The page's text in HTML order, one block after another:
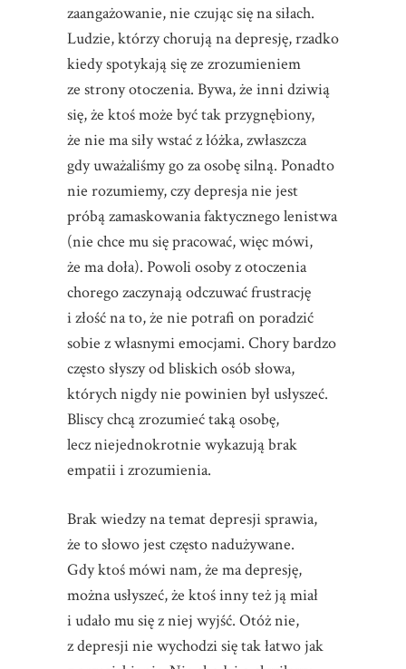
zaangażowanie, nie czując się na siłach.
Ludzie, którzy chorują na depresję, rzadko
kiedy spotykają się ze zrozumieniem
ze strony otoczenia. Bywa, że inni dziwią
się, że ktoś może być tak przygnębiony,
że nie ma siły wstać z łóżka, zwłaszcza
gdy uważaliśmy go za osobę silną. Ponadto
nie rozumiemy, czy depresja nie jest
próbą zamaskowania faktycznego lenistwa
(nie chce mu się pracować, więc mówi,
że ma doła). Powoli osoby z otoczenia
chorego zaczynają odczuwać frustrację
i złość na to, że nie potrafi on poradzić
sobie z własnymi emocjami. Chory bardzo
często słyszy od bliskich osób słowa,
których nigdy nie powinien był usłyszeć.
Bliscy chcą zrozumieć taką osobę,
lecz niejednokrotnie wykazują brak
empatii i zrozumienia.
Brak wiedzy na temat depresji sprawia,
że to słowo jest często nadużywane.
Gdy ktoś mówi nam, że ma depresję,
można usłyszeć, że ktoś inny też ją miał
i udało mu się z niej wyjść. Otóż nie,
z depresji nie wychodzi się tak łatwo jak